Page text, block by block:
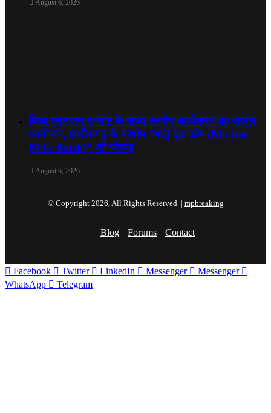
August 6, 2026
विश्व स्तनपान सप्ताह के राज्य स्तरीय कार्यक्रम का सफल
आयोजन, छत्तीसगढ़ के प्रथम “मातृ दूध कोष (Mother
Milk Bank)” की घोषणा
August 6, 2026
© Copyright 2026, All Rights Reserved | mpbreaking
Blog Forums Contact
Facebook Twitter LinkedIn Messenger
Messenger
WhatsApp
Telegram